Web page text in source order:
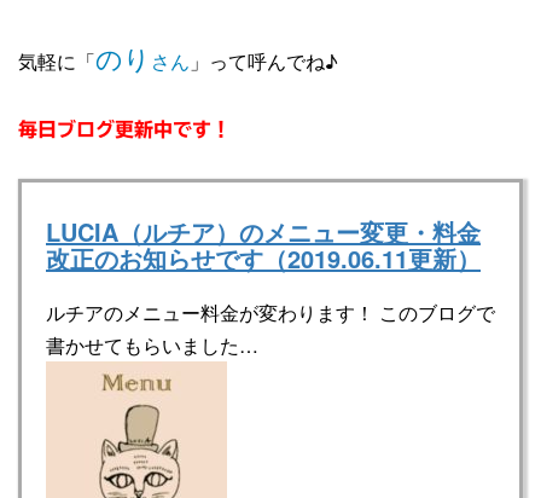
気軽に「のり さん 」って呼んでね♪
毎日ブログ更新中です！
LUCIA（ルチア）のメニュー変更・料金
改正のお知らせです（2019.06.11更新）
ルチアのメニュー料金が変わります！ このブログで
書かせてもらいました…